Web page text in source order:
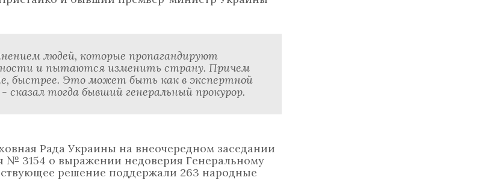
людей, которые пропагандируют
и пытаются изменить страну. Причем
быстрее. Это может быть как в экспертной
тогда бывший генеральный прокурор.
Рада Украины на внеочередном заседании
№ 3154 о выражении недоверия Генеральному
решение поддержали 263 народные